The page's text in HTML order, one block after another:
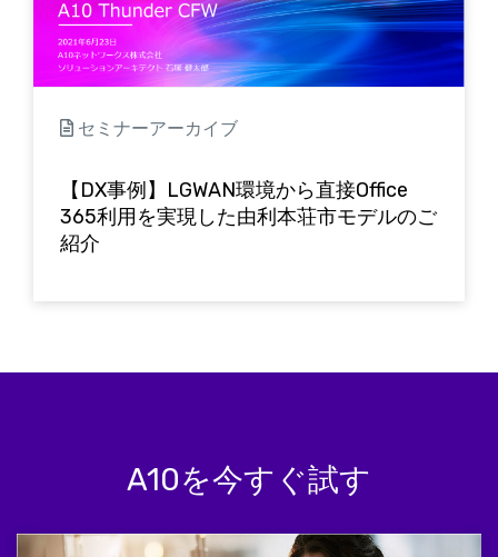
セミナーアーカイブ
【DX事例】LGWAN環境から直接Office
365利用を実現した由利本荘市モデルのご
紹介
A10を今すぐ試す